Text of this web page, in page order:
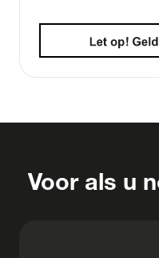
Voor als u